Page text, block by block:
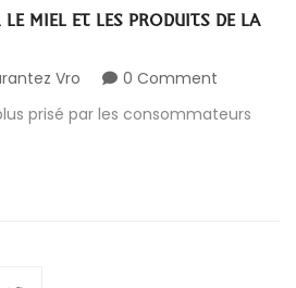
MIEL ET LES PRODUITS DE LA
Vro
0 Comment
prisé par les consommateurs